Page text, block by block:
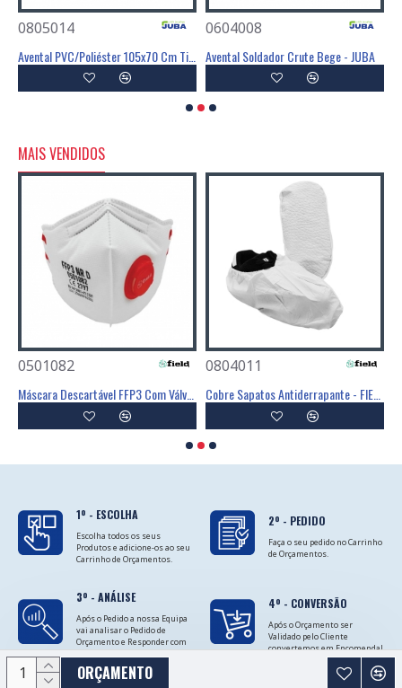
ORÇAMENTO
0805014 0604008
Avental Soldador Crute Bege - JUBA
MAIS VENDIDOS
0501082 0804011
1º - ESCOLHA
Escolha todos os seus
Produtos e adicione-os ao seu
Carrinho de Orçamentos.
2º - PEDIDO
Faça o seu pedido no Carrinho
de Orçamentos.
3º - ANÁLISE
Após o Pedido a nossa Equipa
vai analisar o Pedido de
Orçamento e Responder com
as Cotações.
4º - CONVERSÃO
Após o Orçamento ser
Validado pelo Cliente
convertemos em Encomenda!